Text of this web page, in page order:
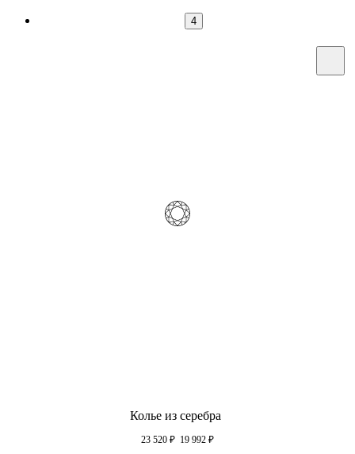
4
Колье из серебра
23 520 ₽ 19 992 ₽